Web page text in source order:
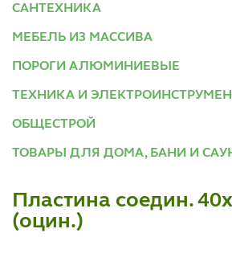
САНТЕХНИКА
МЕБЕЛЬ ИЗ МАССИВА
ПОРОГИ АЛЮМИНИЕВЫЕ
ТЕХНИКА И
ОБЩЕСТРОЙ
ТОВАРЫ ДЛЯ ДОМА, БАНИ И
Пластина соедин.
(оцин.)